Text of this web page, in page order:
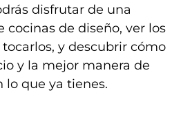
disfrutar de una
cocinas de diseño, ver los
y descubrir cómo
y la mejor manera de
lo que ya tienes.